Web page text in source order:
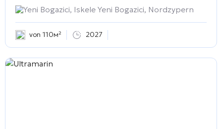
Yeni Bogazici, Iskele Yeni Bogazici, Nordzypern
von 110м² 2027